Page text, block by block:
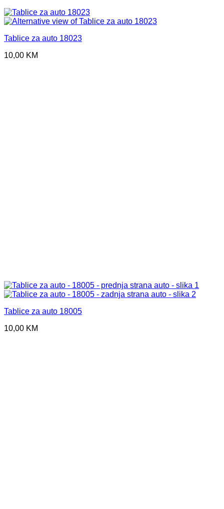
Tablice za auto 18023
10,00 KM
Tablice za auto 18005
10,00 KM